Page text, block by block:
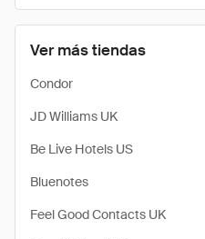
Ver más tiendas
Condor
JD Williams UK
Be Live Hotels US
Bluenotes
Feel Good Contacts UK